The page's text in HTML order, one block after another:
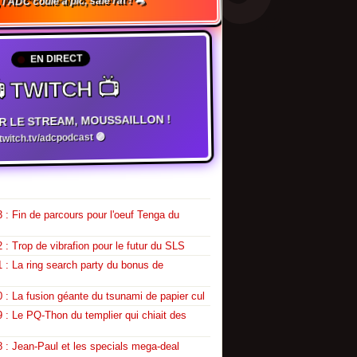
EN DIRECT
TWITCH 📺
LE STREAM, MOUSSAILLON !
adcpodcast 🟣
: Fin de parcours pour l'oeuf Tenga du
: Trop de vibrafion pour le futur du SLS
: La ring search party du bonus de
: La fusion géante du tsunami de papier cul
: Le PQ-Thon du templier qui chiait des
: Jean-Paul et les specials mega-deal